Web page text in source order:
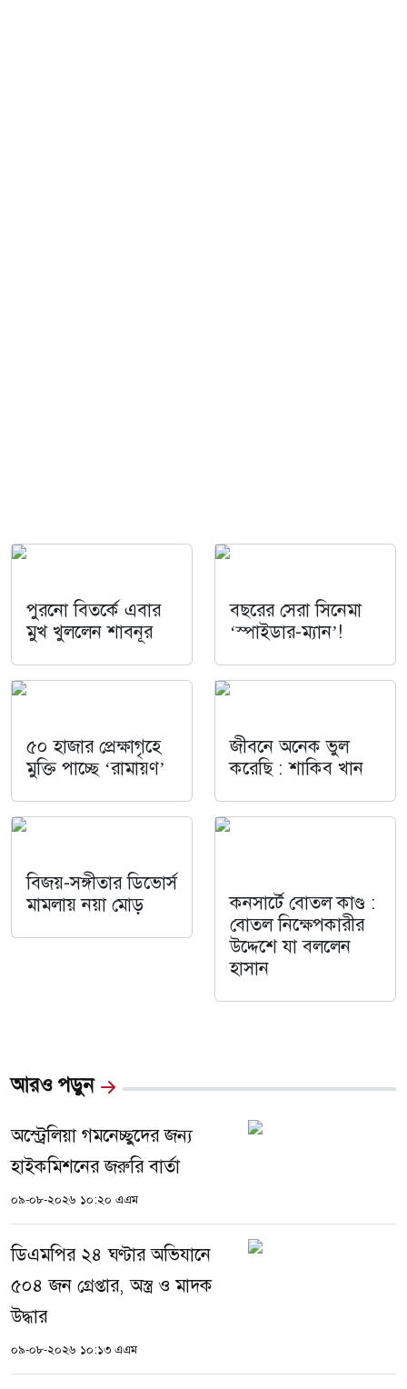
পুরনো বিতর্কে এবার
মুখ খুললেন শাবনূর
বছরের সেরা সিনেমা
‘স্পাইডার-ম্যান’!
৫০ হাজার প্রেক্ষাগৃহে
মুক্তি পাচ্ছে ‘রামায়ণ’
জীবনে অনেক ভুল
করেছি : শাকিব খান
বিজয়-সঙ্গীতার ডিভোর্স
মামলায় নয়া মোড়
কনসার্টে বোতল কাণ্ড :
বোতল নিক্ষেপকারীর
উদ্দেশে যা বললেন
হাসান
আরও পড়ুন
অস্ট্রেলিয়া গমনেচ্ছুদের জন্য
হাইকমিশনের জরুরি বার্তা
০৯-০৮-২০২৬ ১০:২০ এএম
ডিএমপির ২৪ ঘণ্টার অভিযানে
৫০৪ জন গ্রেপ্তার, অস্ত্র ও মাদক
উদ্ধার
০৯-০৮-২০২৬ ১০:১৩ এএম